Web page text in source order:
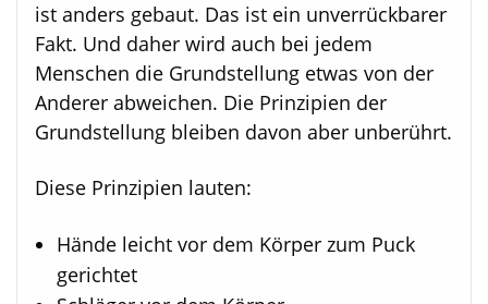
ist anders gebaut. Das ist ein unverrückbarer
Fakt. Und daher wird auch bei jedem
Menschen die Grundstellung etwas von der
Anderer abweichen. Die Prinzipien der
Grundstellung bleiben davon aber unberührt.
Diese Prinzipien lauten:
Hände leicht vor dem Körper zum Puck
gerichtet